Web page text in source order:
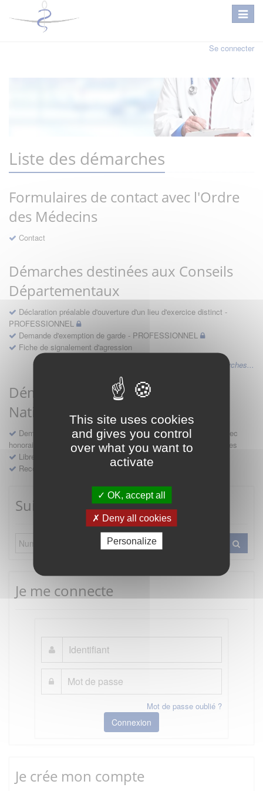
This site uses cookies
and gives you control
over what you want to
activate
OK, accept all
Deny all cookies
Personalize
Se connecter
Liste des démarches
Formulaires de contact avec l'Ordre
des Médecins
Contact
Démarches destinées aux Conseils
Départementaux
Déclaration préalable d'ouverture d'un lieu d'exercice distinct -
PROFESSIONNEL
Demande d'exemption de garde - PROFESSIONNEL
Fiche de signalement d'agression
Voir les autres démarches...
Démarches destinées au Conseil
National
Demande d'avis en hospitalité, en études, des conventions avec
honoraires et des demandes diverses formulées par les entreprises
Libre prestation de services
Recours
Suivre mes démarches
Je me connecte
Mot de passe oublié ?
Connexion
Je crée mon compte